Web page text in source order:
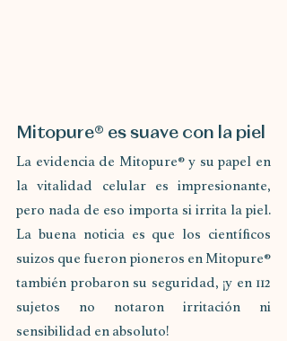
Mitopure® es suave con la piel
La evidencia de Mitopure® y su papel en
la vitalidad celular es impresionante,
pero nada de eso importa si irrita la piel.
La buena noticia es que los científicos
suizos que fueron pioneros en Mitopure®
también probaron su seguridad, ¡y en 112
sujetos no notaron irritación ni
sensibilidad en absoluto!